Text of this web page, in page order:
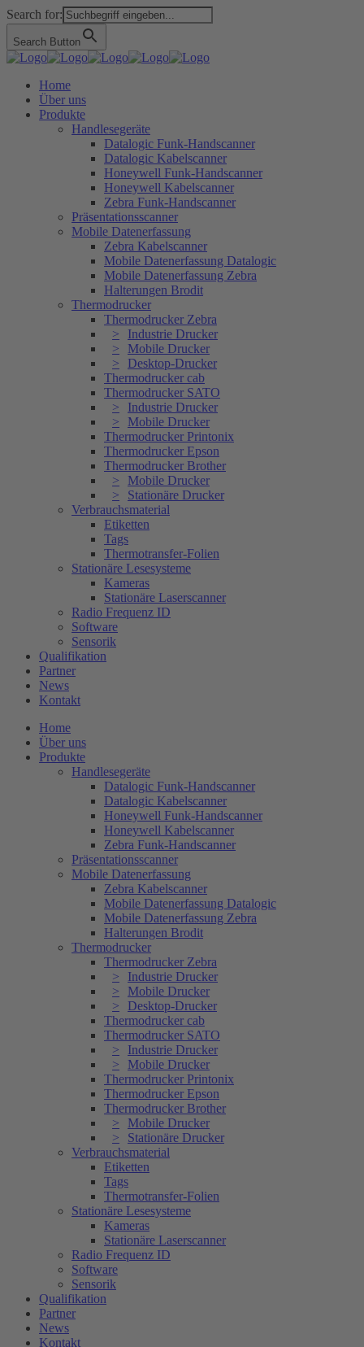
Search for:
Search Button
Home
Über uns
Produkte
Handlesegeräte
Datalogic Funk-Handscanner
Datalogic Kabelscanner
Honeywell Funk-Handscanner
Honeywell Kabelscanner
Zebra Funk-Handscanner
Präsentationsscanner
Mobile Datenerfassung
Zebra Kabelscanner
Mobile Datenerfassung Datalogic
Mobile Datenerfassung Zebra
Halterungen Brodit
Thermodrucker
Thermodrucker Zebra
Industrie Drucker
Mobile Drucker
Desktop-Drucker
Thermodrucker cab
Thermodrucker SATO
Industrie Drucker
Mobile Drucker
Thermodrucker Printonix
Thermodrucker Epson
Thermodrucker Brother
Mobile Drucker
Stationäre Drucker
Verbrauchsmaterial
Etiketten
Tags
Thermotransfer-Folien
Stationäre Lesesysteme
Kameras
Stationäre Laserscanner
Radio Frequenz ID
Software
Sensorik
Qualifikation
Partner
News
Kontakt
Home
Über uns
Produkte
Handlesegeräte
Datalogic Funk-Handscanner
Datalogic Kabelscanner
Honeywell Funk-Handscanner
Honeywell Kabelscanner
Zebra Funk-Handscanner
Präsentationsscanner
Mobile Datenerfassung
Zebra Kabelscanner
Mobile Datenerfassung Datalogic
Mobile Datenerfassung Zebra
Halterungen Brodit
Thermodrucker
Thermodrucker Zebra
Industrie Drucker
Mobile Drucker
Desktop-Drucker
Thermodrucker cab
Thermodrucker SATO
Industrie Drucker
Mobile Drucker
Thermodrucker Printonix
Thermodrucker Epson
Thermodrucker Brother
Mobile Drucker
Stationäre Drucker
Verbrauchsmaterial
Etiketten
Tags
Thermotransfer-Folien
Stationäre Lesesysteme
Kameras
Stationäre Laserscanner
Radio Frequenz ID
Software
Sensorik
Qualifikation
Partner
News
Kontakt